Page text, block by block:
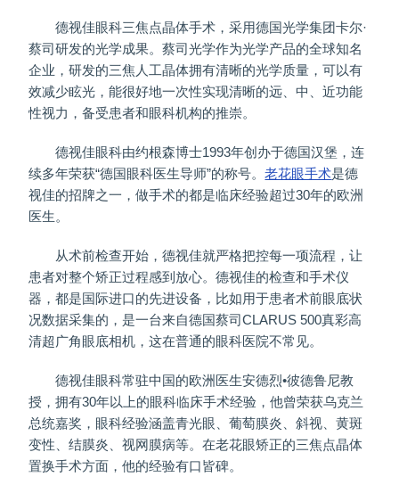
德视佳眼科三焦点晶体手术，采用德国光学集团卡尔·
蔡司研发的光学成果。蔡司光学作为光学产品的全球知名
企业，研发的三焦人工晶体拥有清晰的光学质量，可以有
效减少眩光，能很好地一次性实现清晰的远、中、近功能
性视力，备受患者和眼科机构的推崇。
德视佳眼科由约根森博士1993年创办于德国汉堡，连
续多年荣获“德国眼科医生导师”的称号。老花眼手术是德
视佳的招牌之一，做手术的都是临床经验超过30年的欧洲
医生。
从术前检查开始，德视佳就严格把控每一项流程，让
患者对整个矫正过程感到放心。德视佳的检查和手术仪
器，都是国际进口的先进设备，比如用于患者术前眼底状
况数据采集的，是一台来自德国蔡司CLARUS 500真彩高
清超广角眼底相机，这在普通的眼科医院不常见。
德视佳眼科常驻中国的欧洲医生安德烈•彼德鲁尼教
授，拥有30年以上的眼科临床手术经验，他曾荣获乌克兰
总统嘉奖，眼科经验涵盖青光眼、葡萄膜炎、斜视、黄斑
变性、结膜炎、视网膜病等。在老花眼矫正的三焦点晶体
置换手术方面，他的经验有口皆碑。